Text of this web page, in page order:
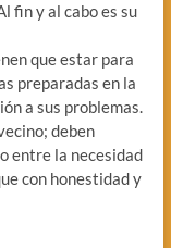
fin y al cabo es su
que estar para
preparadas en la
a sus problemas.
deben
entre la necesidad
con honestidad y